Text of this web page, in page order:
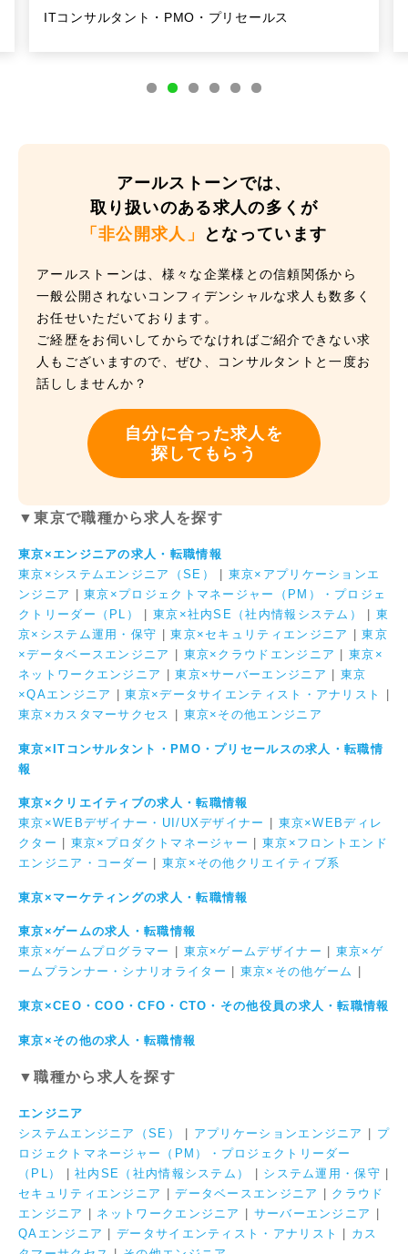
ITコンサルタント・PMO・プリセールス
アールストーンでは、
取り扱いのある求人の多くが
「非公開求人」
となっています
アールストーンは、様々な企業様との信頼関係から
一般公開されないコンフィデンシャルな求人も数多く
お任せいただいております。
ご経歴をお伺いしてからでなければご紹介できない求
人もございますので、ぜひ、コンサルタントと一度お
話ししませんか？
自分に合った求人を
探してもらう
▼東京で職種から求人を探す
東京×エンジニアの求人・転職情報
東京×システムエンジニア（SE）
東京×アプリケーションエ
ンジニア
|東京×プロジェクトマネージャー（PM）・プロジェ
クトリーダー（PL）
東京×社内SE（社内情報システム）
東
京×システム運用・保守 |東京×セキュリティエンジニア |東京
×データベースエンジニア
東京×クラウドエンジニア |東京×
ネットワークエンジニア
|東京×サーバーエンジニア
東京
×QAエンジニア
|東京×データサイエンティスト・アナリスト
東京×カスタマーサクセス
東京×その他エンジニア
東京×ITコンサルタント・PMO・プリセールスの求人・転職情
報
東京×クリエイティブの求人・転職情報
東京×WEBデザイナー・UI/UXデザイナー
東京×WEBディレ
クター
東京×プロダクトマネージャー
東京×フロントエンド
エンジニア・コーダー
東京×その他クリエイティブ系
東京×マーケティングの求人・転職情報
東京×ゲームの求人・転職情報
東京×ゲームプログラマー
東京×ゲームデザイナー
東京×ゲ
ームプランナー・シナリオライター
東京×その他ゲーム
東京×CEO・COO・CFO・CTO・その他役員の求人・転職情報
東京×その他の求人・転職情報
▼職種から求人を探す
エンジニア
システムエンジニア（SE）
アプリケーションエンジニア
プ
ロジェクトマネージャー（PM）・プロジェクトリーダー
（PL）
|社内SE（社内情報システム） システム運用・保守
セキュリティエンジニア
|データベースエンジニア
クラウド
エンジニア
ネットワークエンジニア サーバーエンジニア
QAエンジニア
|データサイエンティスト・アナリスト
カス